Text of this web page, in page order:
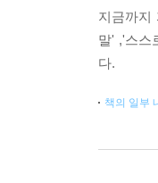
지금까지
말' ,'스스
다.
책의 일부